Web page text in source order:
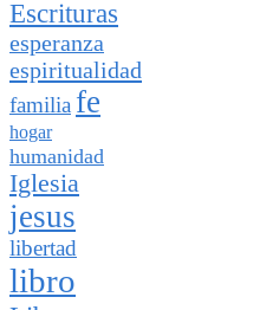
Escrituras
esperanza
espiritualidad
familia fe
hogar
humanidad
Iglesia
jesus
libertad
libro